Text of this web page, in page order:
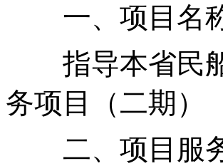
一、项目名
指导本省民
务项目（二期）
二、项目服